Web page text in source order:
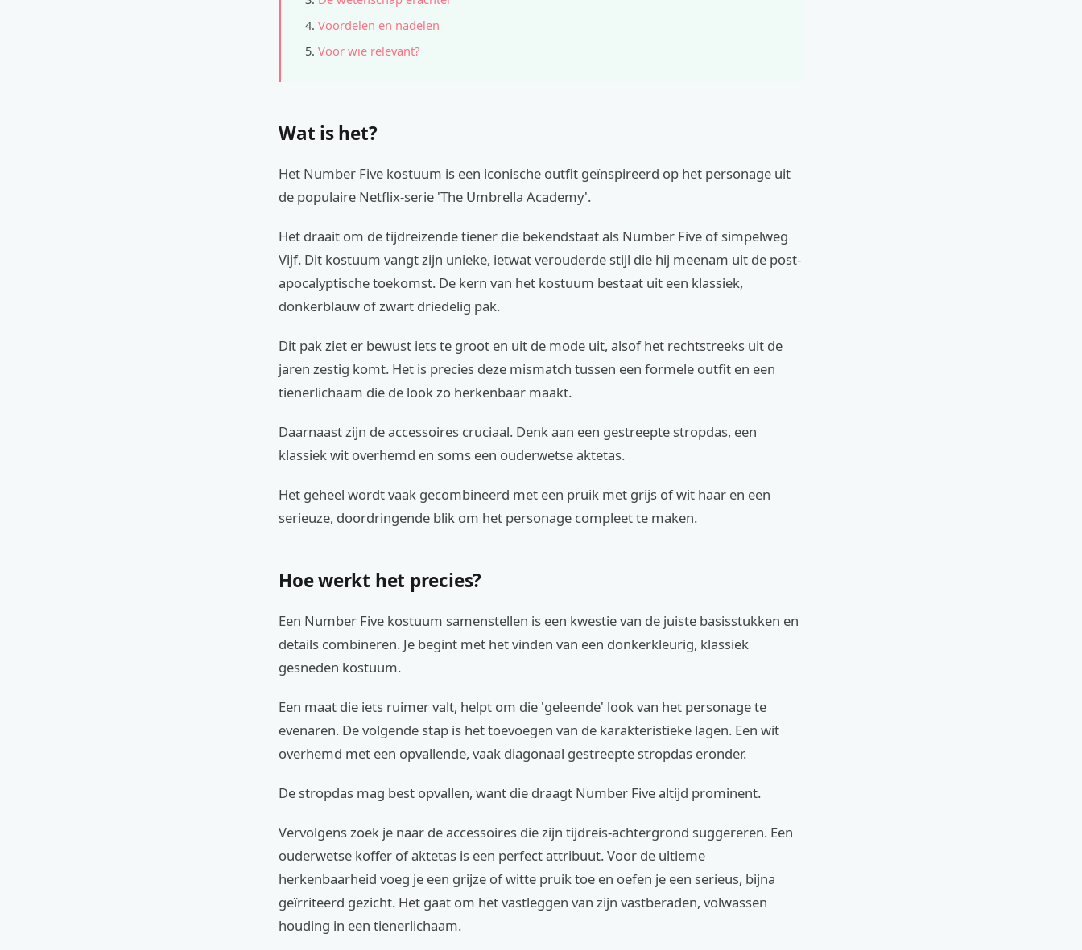
Voordelen en nadelen
Voor wie relevant?
Wat is het?
Het Number Five kostuum is een iconische outfit geïnspireerd op het personage uit
de populaire Netflix-serie 'The Umbrella Academy'.
Het draait om de tijdreizende tiener die bekendstaat als Number Five of simpelweg
Vijf. Dit kostuum vangt zijn unieke, ietwat verouderde stijl die hij meenam uit de post-
apocalyptische toekomst. De kern van het kostuum bestaat uit een klassiek,
donkerblauw of zwart driedelig pak.
Dit pak ziet er bewust iets te groot en uit de mode uit, alsof het rechtstreeks uit de
jaren zestig komt. Het is precies deze mismatch tussen een formele outfit en een
tienerlichaam die de look zo herkenbaar maakt.
Daarnaast zijn de accessoires cruciaal. Denk aan een gestreepte stropdas, een
klassiek wit overhemd en soms een ouderwetse aktetas.
Het geheel wordt vaak gecombineerd met een pruik met grijs of wit haar en een
serieuze, doordringende blik om het personage compleet te maken.
Hoe werkt het precies?
Een Number Five kostuum samenstellen is een kwestie van de juiste basisstukken en
details combineren. Je begint met het vinden van een donkerkleurig, klassiek
gesneden kostuum.
Een maat die iets ruimer valt, helpt om die 'geleende' look van het personage te
evenaren. De volgende stap is het toevoegen van de karakteristieke lagen. Een wit
overhemd met een opvallende, vaak diagonaal gestreepte stropdas eronder.
De stropdas mag best opvallen, want die draagt Number Five altijd prominent.
Vervolgens zoek je naar de accessoires die zijn tijdreis-achtergrond suggereren. Een
ouderwetse koffer of aktetas is een perfect attribuut. Voor de ultieme
herkenbaarheid voeg je een grijze of witte pruik toe en oefen je een serieus, bijna
geïrriteerd gezicht. Het gaat om het vastleggen van zijn vastberaden, volwassen
houding in een tienerlichaam.